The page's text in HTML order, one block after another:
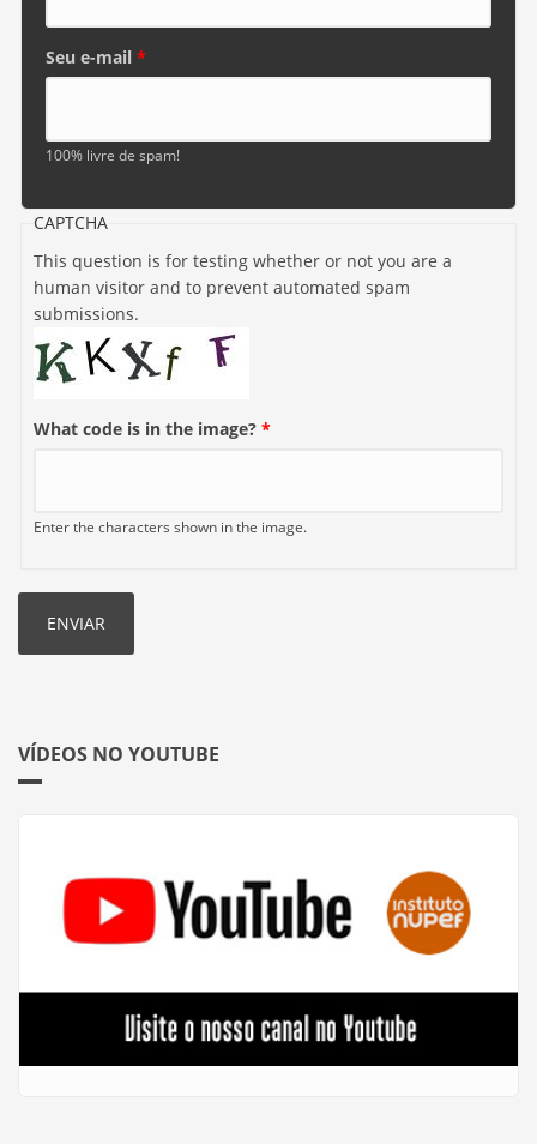
Seu e-mail *
100% livre de spam!
CAPTCHA
This question is for testing whether or not you are a
human visitor and to prevent automated spam
submissions.
What code is in the image? *
Enter the characters shown in the image.
VÍDEOS NO YOUTUBE